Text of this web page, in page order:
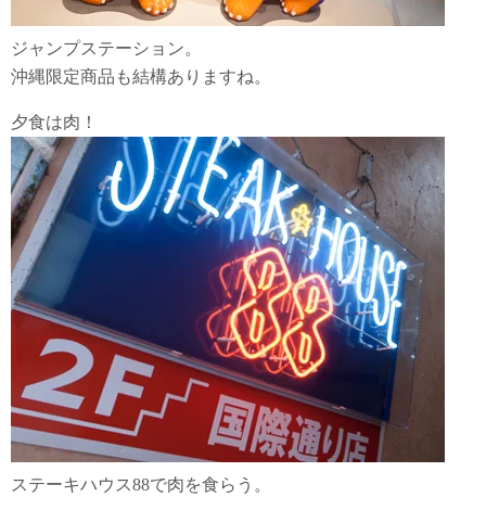
ジャンプステーション。
沖縄限定商品も結構ありますね。
夕食は肉！
ステーキハウス88で肉を食らう。